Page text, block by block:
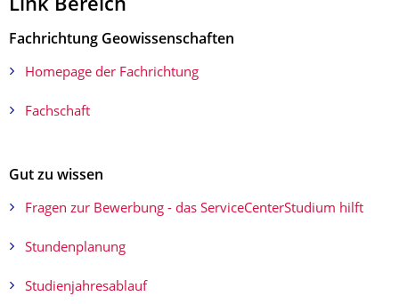
Link Bereich​
Fachrichtung Geowissenschaften
Homepage der Fachrichtung
Fachschaft
Gut zu wissen
Fragen zur Bewerbung - das ServiceCenterStudium hilft
Stundenplanung
Studienjahresablauf